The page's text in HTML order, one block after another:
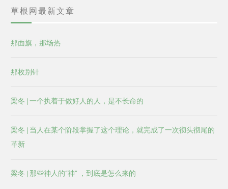
草根网最新文章
那面旗，那场热
那枚别针
梁冬 | 一个执着于做好人的人，是不长命的
梁冬 | 当人在某个阶段掌握了这个理论，就完成了一次彻头彻尾的
革新
梁冬 | 那些神人的“神” ，到底是怎么来的